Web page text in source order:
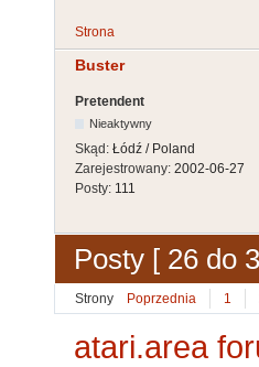
Strona
Buster
Pretendent
Nieaktywny
Skąd: Łódź / Poland
Zarejestrowany: 2002-06-27
Posty: 111
Posty [ 26 do
Strony Poprzednia 1
atari.area